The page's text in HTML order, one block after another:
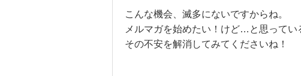
こんな機会、滅多にないですからね。
メルマガを始めたい！けど…と思ってい
その不安を解消してみてくださいね！